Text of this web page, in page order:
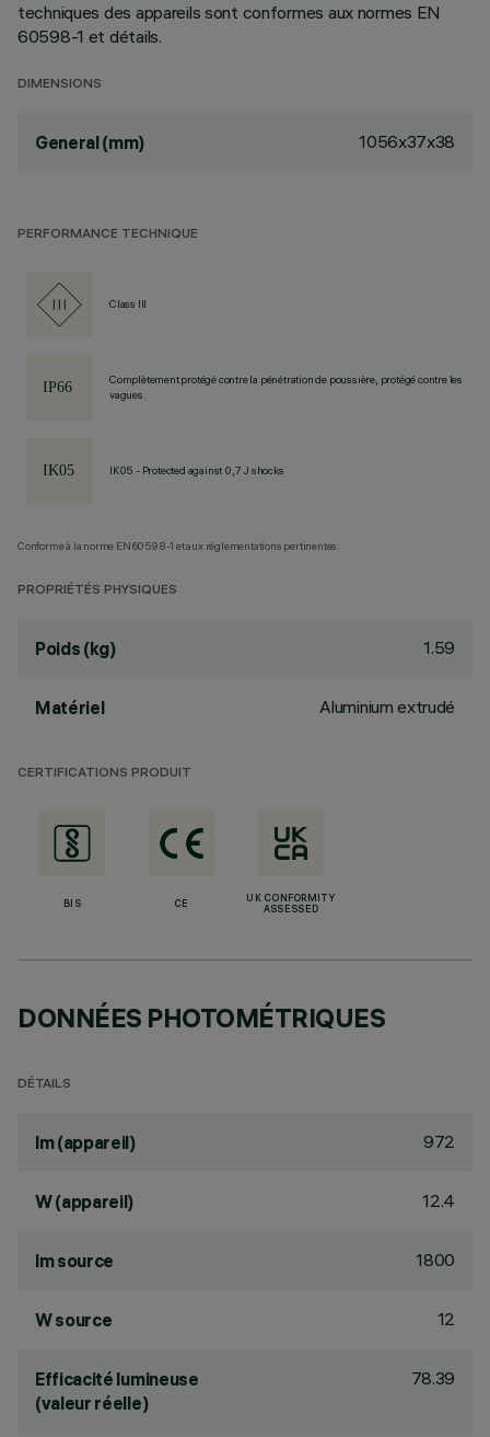
techniques des appareils sont conformes aux normes EN
60598-1 et détails.
DIMENSIONS
General (mm) 1056x37x38
PERFORMANCE TECHNIQUE
Class III
Complètement protégé contre la pénétration de poussière, protégé contre les
vagues.
IK05 - Protected against 0,7 J shocks
Conforme à la norme EN60598-1 et aux réglementations pertinentes.
PROPRIÉTÉS PHYSIQUES
Poids (kg) 1.59
Matériel Aluminium extrudé
CERTIFICATIONS PRODUIT
BIS CE
UK CONFORMITY
ASSESSED
DONNÉES PHOTOMÉTRIQUES
DÉTAILS
lm (appareil) 972
W (appareil) 12.4
lm source 1800
W source 12
Efficacité lumineuse
(valeur réelle)
78.39